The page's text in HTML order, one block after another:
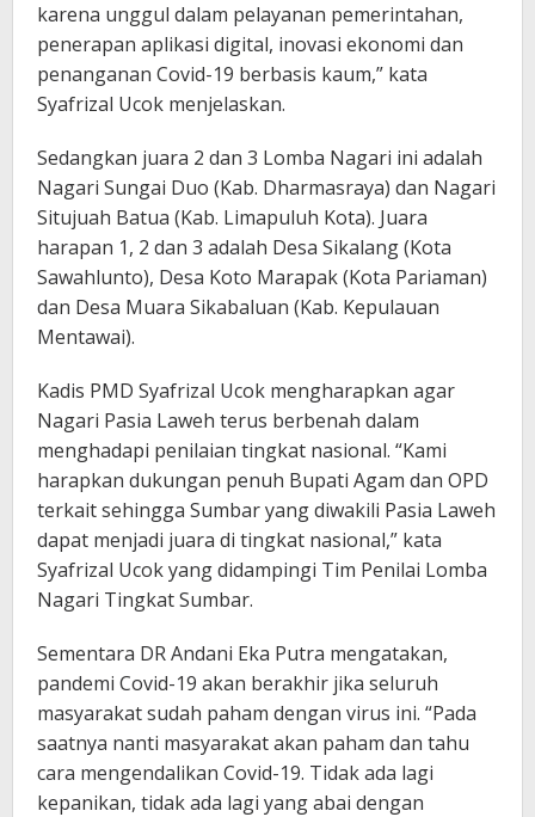
karena unggul dalam pelayanan pemerintahan,
penerapan aplikasi digital, inovasi ekonomi dan
penanganan Covid-19 berbasis kaum,” kata
Syafrizal Ucok menjelaskan.
Sedangkan juara 2 dan 3 Lomba Nagari ini adalah
Nagari Sungai Duo (Kab. Dharmasraya) dan Nagari
Situjuah Batua (Kab. Limapuluh Kota). Juara
harapan 1, 2 dan 3 adalah Desa Sikalang (Kota
Sawahlunto), Desa Koto Marapak (Kota Pariaman)
dan Desa Muara Sikabaluan (Kab. Kepulauan
Mentawai).
Kadis PMD Syafrizal Ucok mengharapkan agar
Nagari Pasia Laweh terus berbenah dalam
menghadapi penilaian tingkat nasional. “Kami
harapkan dukungan penuh Bupati Agam dan OPD
terkait sehingga Sumbar yang diwakili Pasia Laweh
dapat menjadi juara di tingkat nasional,” kata
Syafrizal Ucok yang didampingi Tim Penilai Lomba
Nagari Tingkat Sumbar.
Sementara DR Andani Eka Putra mengatakan,
pandemi Covid-19 akan berakhir jika seluruh
masyarakat sudah paham dengan virus ini. “Pada
saatnya nanti masyarakat akan paham dan tahu
cara mengendalikan Covid-19. Tidak ada lagi
kepanikan, tidak ada lagi yang abai dengan